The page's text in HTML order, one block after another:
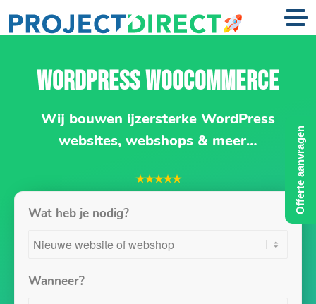
WORDPRESS WOOCOMMERCE
Wij bouwen ijzersterke WordPress
websites, webshops & meer…
★★★★★
Wat heb je nodig?
Wanneer?
Offerte aanvragen